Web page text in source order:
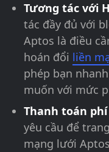
Tương tác với
tác đầy đủ với
Aptos là điều
hoán đổi liền
phép bạn
muốn với mức
Thanh toán
yêu cầu để
mạng lưới